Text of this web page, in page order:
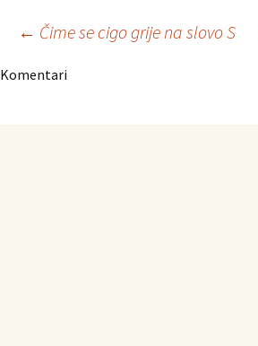
Navigacija
← Čime se cigo grije na slovo S
Komentari